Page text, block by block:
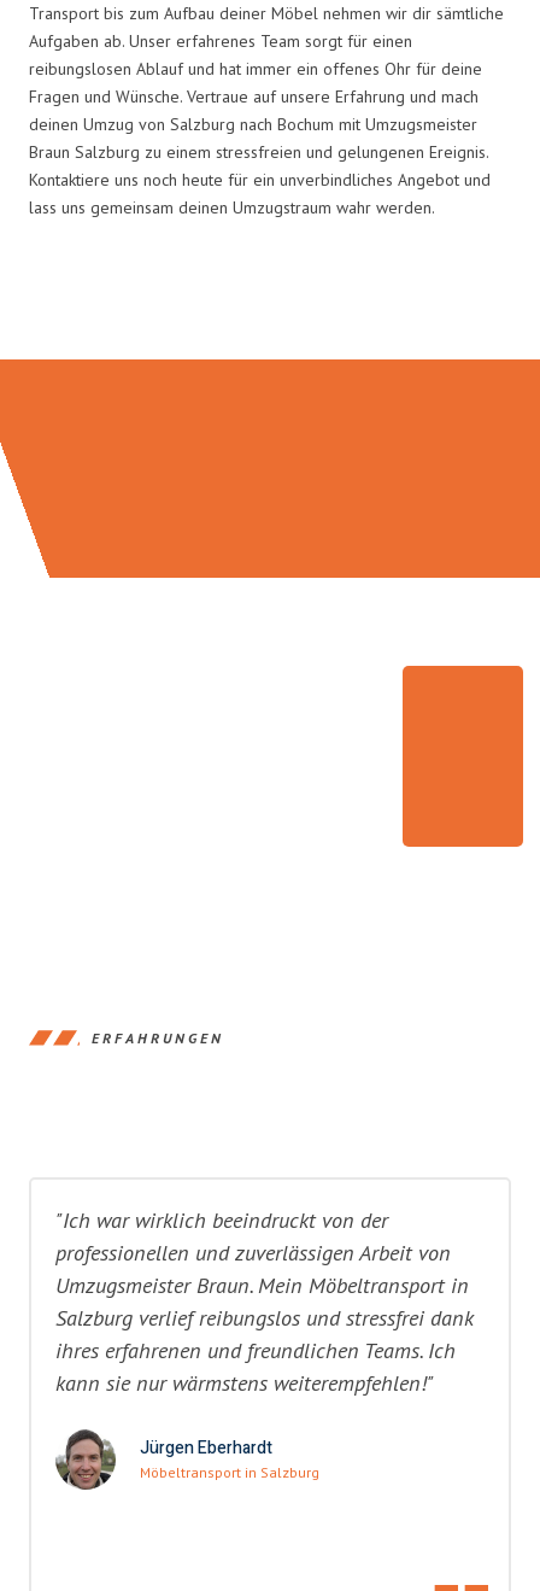
Transport bis zum Aufbau deiner Möbel nehmen wir dir sämtliche
Aufgaben ab. Unser erfahrenes Team sorgt für einen
reibungslosen Ablauf und hat immer ein offenes Ohr für deine
Fragen und Wünsche. Vertraue auf unsere Erfahrung und mach
deinen Umzug von Salzburg nach Bochum mit Umzugsmeister
Braun Salzburg zu einem stressfreien und gelungenen Ereignis.
Kontaktiere uns noch heute für ein unverbindliches Angebot und
lass uns gemeinsam deinen Umzugstraum wahr werden.
ERFAHRUNGEN
"Ich war wirklich beeindruckt von der
professionellen und zuverlässigen Arbeit von
Umzugsmeister Braun. Mein Möbeltransport in
Salzburg verlief reibungslos und stressfrei dank
ihres erfahrenen und freundlichen Teams. Ich
kann sie nur wärmstens weiterempfehlen!"
Jürgen Eberhardt
Möbeltransport in Salzburg